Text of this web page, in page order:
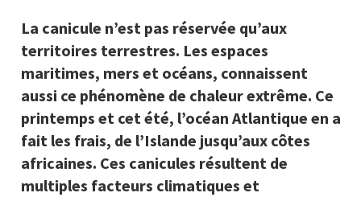
La canicule n’est pas réservée qu’aux
territoires terrestres. Les espaces
maritimes, mers et océans, connaissent
aussi ce phénomène de chaleur extrême. Ce
printemps et cet été, l’océan Atlantique en a
fait les frais, de l’Islande jusqu’aux côtes
africaines. Ces canicules résultent de
multiples facteurs climatiques et